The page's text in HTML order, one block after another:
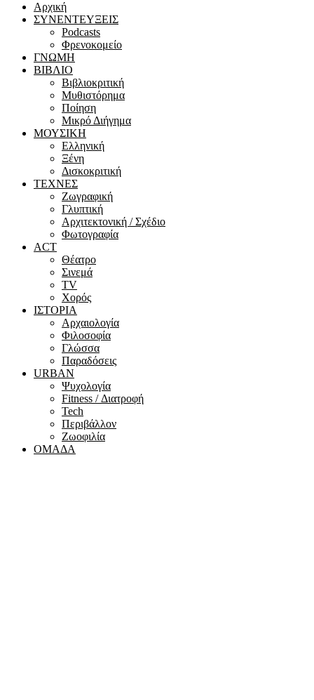
Αρχική
ΣΥΝΕΝΤΕΥΞΕΙΣ
Podcasts
Φρενοκομείο
ΓΝΩΜΗ
ΒΙΒΛΙΟ
Βιβλιοκριτική
Μυθιστόρημα
Ποίηση
Μικρό Διήγημα
ΜΟΥΣΙΚΗ
Ελληνική
Ξένη
Δισκοκριτική
ΤΕΧΝΕΣ
Ζωγραφική
Γλυπτική
Αρχιτεκτονική / Σχέδιο
Φωτογραφία
ACT
Θέατρο
Σινεμά
ΤV
Χορός
ΙΣΤΟΡΙΑ
Αρχαιολογία
Φιλοσοφία
Γλώσσα
Παραδόσεις
URBAN
Ψυχολογία
Fitness / Διατροφή
Tech
Περιβάλλον
Ζωοφιλία
ΟΜΑΔΑ